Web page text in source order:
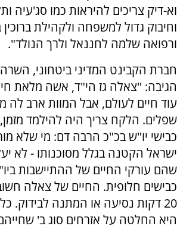
וא-דיק צריכים להיראות כמו סג'עיה
וחיבוק גדול למשפחה ולקהילת
ורפואה שלמה לחננאל ולרך הנולד".
חברת הקבינט המדיני ביטחוני,
הגיבה: "צאלה גז הי"ד, אשה מלאת
עוד חיים לעולם, אבל המוות ארב לה
שפלים. הלקח צריך היה להילמד
כבישי יו"ש בכ"כ הרבה דם: מי שלא
ישראל הקטנה בגלל מסוכנותו - לא
שהם עורקי החיים של ההתיישבות
20 דקות נסיעה או המתנה
היא החלטה על אזרחים סוג ב'